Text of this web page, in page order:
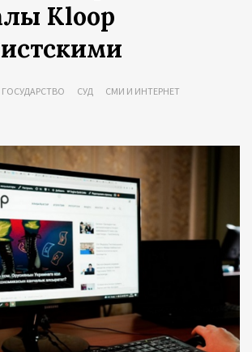
Kloop
ГОСУДАРСТВО СУД СМИ И ИНТЕРНЕТ